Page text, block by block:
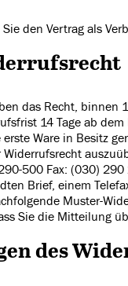
Sie den Vertrag als
das Recht, binnen
14 Tage ab
erste Ware in Besitz
Widerrufsrecht
500 Fax: (030) 290
Brief, einem
Muster-
Sie die Mitteilung
des